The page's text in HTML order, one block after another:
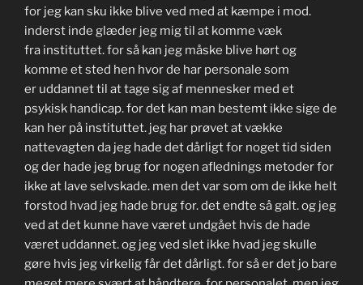
for jeg kan sku ikke blive ved med at kæmpe i mod.
inderst inde glæder jeg mig til at komme væk
fra instituttet. for så kan jeg måske blive hørt og
komme et sted hen hvor de har personale som
er uddannet til at tage sig af mennesker med et
psykisk handicap. for det kan man bestemt ikke sige de
kan her på instituttet. jeg har prøvet at vække
nattevagten da jeg hade det dårligt for noget tid siden
og der hade jeg brug for nogen aflednings metoder for
ikke at lave selvskade. men det var som om de ikke helt
forstod hvad jeg hade brug for. det endte så galt. og jeg
ved at det kunne have været undgået hvis de hade
været uddannet. og jeg ved slet ikke hvad jeg skulle
gøre hvis jeg virkelig får det dårligt. for så er det jo bare